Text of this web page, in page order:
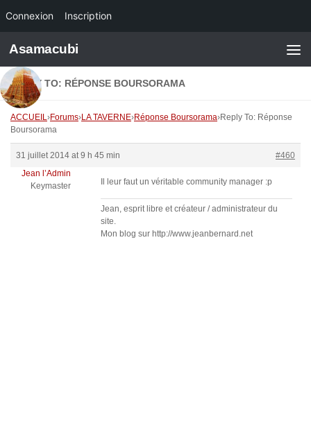
Connexion Inscription
Skip to content
Asamacubi
REPLY TO: RÉPONSE BOURSORAMA
ACCUEIL›Forums›LA TAVERNE›Réponse Boursorama›Reply To: Réponse
Boursorama
31 juillet 2014 at 9 h 45 min
#460
Jean l’Admin
Keymaster
Il leur faut un véritable community manager :p
Jean, esprit libre et créateur / administrateur du
site.
Mon blog sur http://www.jeanbernard.net